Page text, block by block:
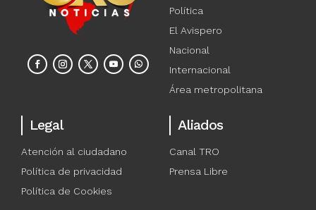
Política
El Avispero
Nacional
Internacional
Área metropolitana
Legal
Atención al ciudadano
Política de privacidad
Política de Cookies
Aliados
Canal TRO
Prensa Libre